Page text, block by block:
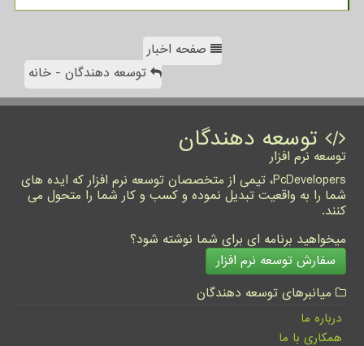
صفحه اخبار
توسعه دهندگان - خانه
توسعه دهندگان
توسعه نرم افزار
PcDevelopers، تیمی از متخصصان توسعه نرم افزار که ایده های
شما را به واقعیت تبدیل نموده و کسب و کار شما را متحول می
کنند.
میخواهید برنامه ای برای شما نوشته شود؟
سفارش توسعه نرم افزار
میانبرهای توسعه دهندگان
درباره ما
همکاری با ما